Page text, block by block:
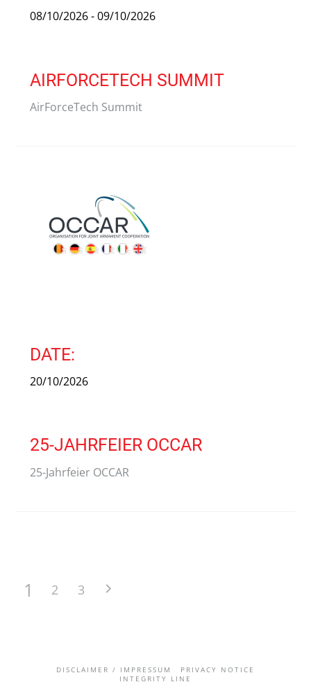
08/10/2026 - 09/10/2026
AIRFORCETECH SUMMIT
AirForceTech Summit
DATE:
20/10/2026
25-JAHRFEIER OCCAR
25-Jahrfeier OCCAR
1 2 3
DISCLAIMER / IMPRESSUM
PRIVACY NOTICE
INTEGRITY LINE